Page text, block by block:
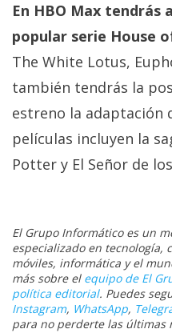
En HBO Max tendrás
popular serie House
The White Lotus,
también tendrás la
estreno la adaptación
películas incluyen la
Potter y El Señor de
El Grupo Informático es un
especializado en tecnología,
móviles, informática y el
más sobre el equipo de El
política editorial. Puedes
Instagram, WhatsApp,
para no perderte las últimas